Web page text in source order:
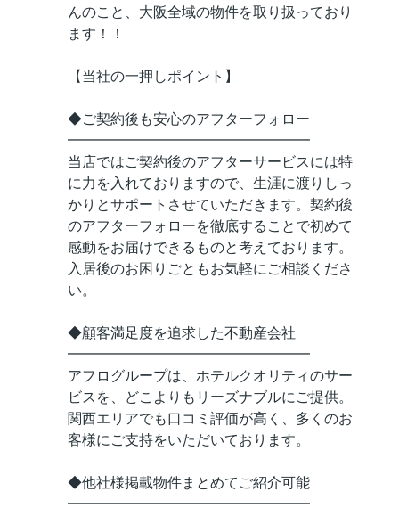
んのこと、大阪全域の物件を取り扱っており
ます！！
【当社の一押しポイント】
◆ご契約後も安心のアフターフォロー
━━━━━━━━━━━━━━━━━
当店ではご契約後のアフターサービスには特
に力を入れておりますので、生涯に渡りしっ
かりとサポートさせていただきます。契約後
のアフターフォローを徹底することで初めて
感動をお届けできるものと考えております。
入居後のお困りごともお気軽にご相談くださ
い。
◆顧客満足度を追求した不動産会社
━━━━━━━━━━━━━━━━━
アフログループは、ホテルクオリティのサー
ビスを、どこよりもリーズナブルにご提供。
関西エリアでも口コミ評価が高く、多くのお
客様にご支持をいただいております。
◆他社様掲載物件まとめてご紹介可能
━━━━━━━━━━━━━━━━━